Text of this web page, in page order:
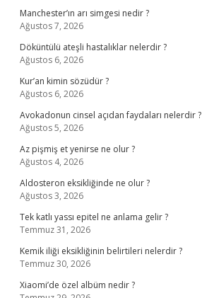
Manchester’ın arı simgesi nedir ?
Ağustos 7, 2026
Döküntülü ateşli hastalıklar nelerdir ?
Ağustos 6, 2026
Kur’an kimin sözüdür ?
Ağustos 6, 2026
Avokadonun cinsel açıdan faydaları nelerdir ?
Ağustos 5, 2026
Az pişmiş et yenirse ne olur ?
Ağustos 4, 2026
Aldosteron eksikliğinde ne olur ?
Ağustos 3, 2026
Tek katlı yassı epitel ne anlama gelir ?
Temmuz 31, 2026
Kemik iliği eksikliğinin belirtileri nelerdir ?
Temmuz 30, 2026
Xiaomi’de özel albüm nedir ?